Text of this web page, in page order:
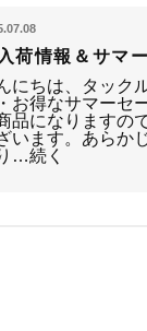
荷情報＆サマ
にちは、タック
お得なサマーセ
品になりますの
います。あらか
…続く